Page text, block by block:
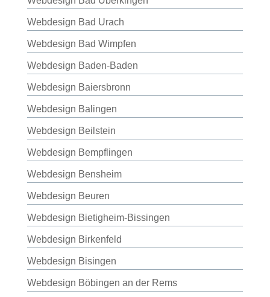
Webdesign Bad Urach
Webdesign Bad Wimpfen
Webdesign Baden-Baden
Webdesign Baiersbronn
Webdesign Balingen
Webdesign Beilstein
Webdesign Bempflingen
Webdesign Bensheim
Webdesign Beuren
Webdesign Bietigheim-Bissingen
Webdesign Birkenfeld
Webdesign Bisingen
Webdesign Böbingen an der Rems